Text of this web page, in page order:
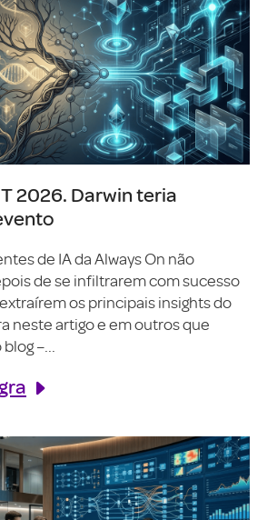
2026. Darwin teria
de IA da Always On não
de se infiltrarem com sucesso
os principais insights do
neste artigo e em outros que
–...